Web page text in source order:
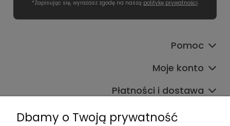
*Zapisując się, wyrażasz zgodę na naszą politykę prywatności.
Pomoc
Moje konto
Płatności i dostawa
Informacje
Dbamy o Twoją prywatność